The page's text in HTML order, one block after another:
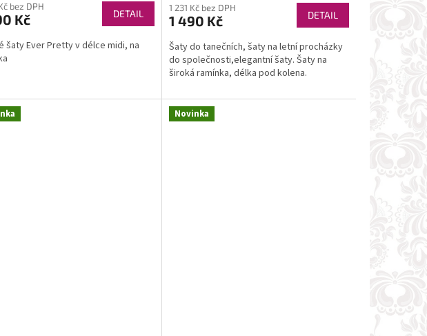
bez DPH
Kč DETAIL
šaty Ever Pretty v délce midi, na
1 231 Kč bez DPH
1 490 Kč DETAIL
Šaty do tanečních, šaty na letní procházky
do společnosti,elegantní šaty. Šaty na
široká ramínka, délka pod kolena.
Novinka